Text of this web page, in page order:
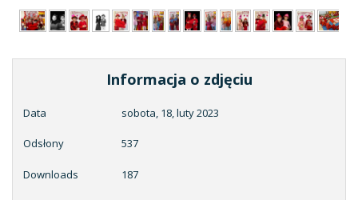
Informacja o zdjęciu
Data sobota, 18, luty 2023
Odsłony 537
Downloads 187